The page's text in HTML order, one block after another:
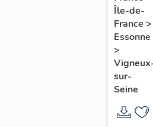
figurées
: Vie
du
Christ,
Vie de
la
Vierge
Île-de-
France >
Essonne
>
sur-
Seine